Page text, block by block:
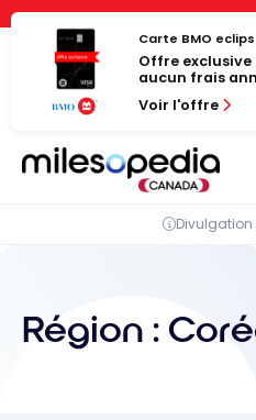
Panneau de gestion des
Passer
contenu
Carte BMO
Offre exclusive
aucun frais
Voir l'offre
Région :